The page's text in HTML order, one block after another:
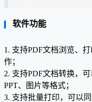
软件功能
1. 支持PDF文档浏览、
作；
2. 支持PDF文档转换，可
PPT、图片等格式；
3. 支持批量打印，可以